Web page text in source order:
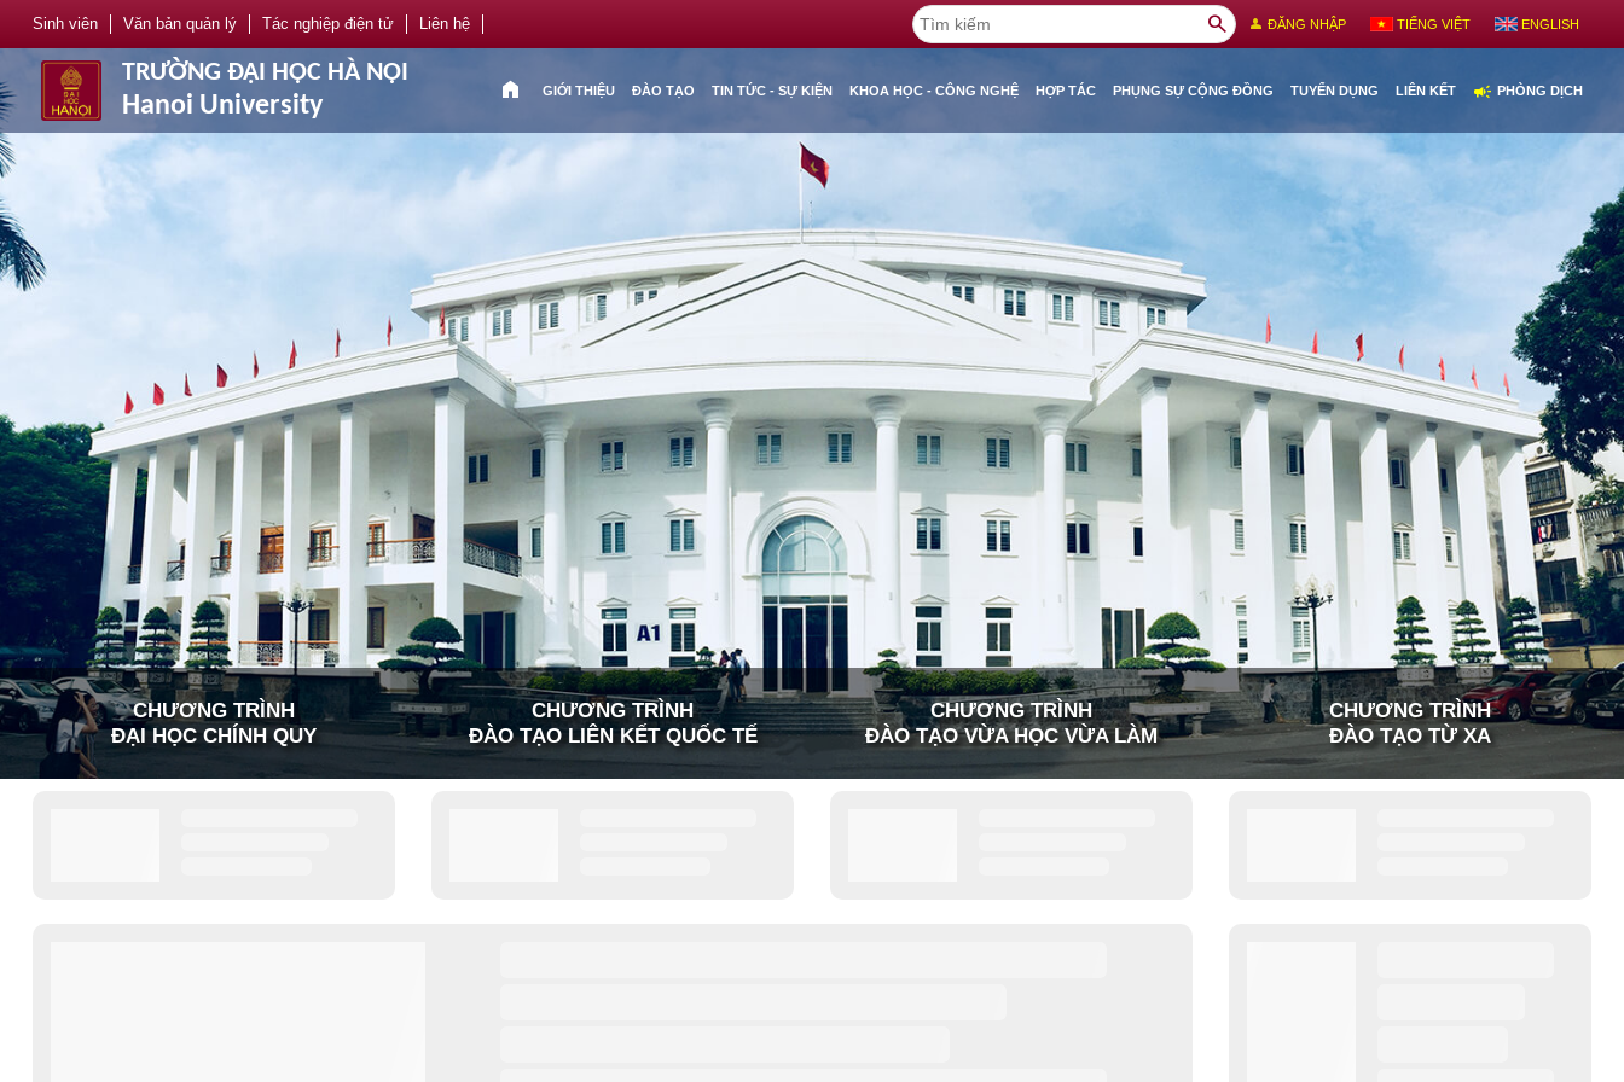
Sinh viên Văn bản quản lý Tác nghiệp điện tử Liên hệ search person ĐĂNG NHẬP TIẾNG VIỆT ENGLISH
TRƯỜNG ĐẠI HỌC HÀ NỘI
Hanoi University
home GIỚI THIỆU ĐÀO TẠO TIN TỨC - SỰ KIỆN KHOA HỌC - CÔNG NGHỆ HỢP TÁC PHỤNG SỰ CỘNG ĐỒNG TUYỂN DỤNG LIÊN KẾT campaign PHÒNG DỊCH
CHƯƠNG TRÌNH
ĐẠI HỌC CHÍNH QUY
CHƯƠNG TRÌNH
ĐÀO TẠO LIÊN KẾT QUỐC TẾ
CHƯƠNG TRÌNH
ĐÀO TẠO VỪA HỌC VỪA LÀM
CHƯƠNG TRÌNH
ĐÀO TẠO TỪ XA